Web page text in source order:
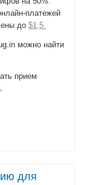
платежей
до $1,5.
можно найти
прием
для